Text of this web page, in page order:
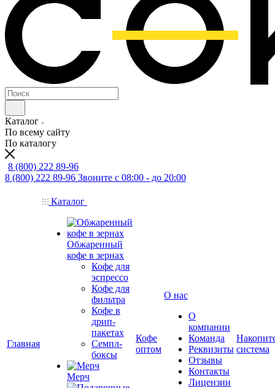
Каталог
По всему сайту
По каталогу
8 (800) 222 89-96
8 (800) 222 89-96 Звоните с 08:00 - до 20:00
Главная
Каталог
Обжаренный
кофе в зернах
Кофе для
эспрессо
Кофе для
фильтра
Кофе в
дрип-
пакетах
Семпл-
боксы
Мерч
Кофе
оптом
О нас
О
компании
Команда
Реквизиты
Отзывы
Контакты
Лицензии
система